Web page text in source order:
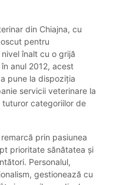
din Chiajna, cu
pentru
înalt cu o grijă
anul 2012, acest
pune la dispoziția
servicii veterinare la
categoriilor de
prin pasiunea
prioritate sănătatea și
Personalul,
gestionează cu